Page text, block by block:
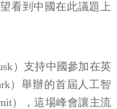
看到中國在此議題上
）支持中國參加在英
）舉辦的首屆人工智
），這場峰會讓主流